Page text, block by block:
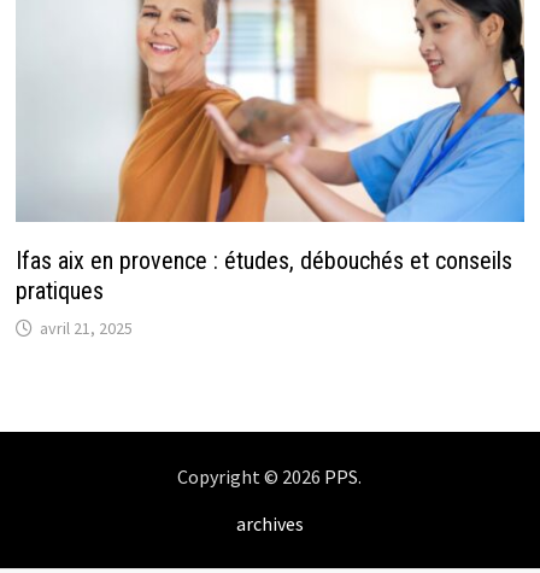
Ifas aix en provence : études, débouchés et conseils
pratiques
avril 21, 2025
Copyright © 2026 PPS.
archives